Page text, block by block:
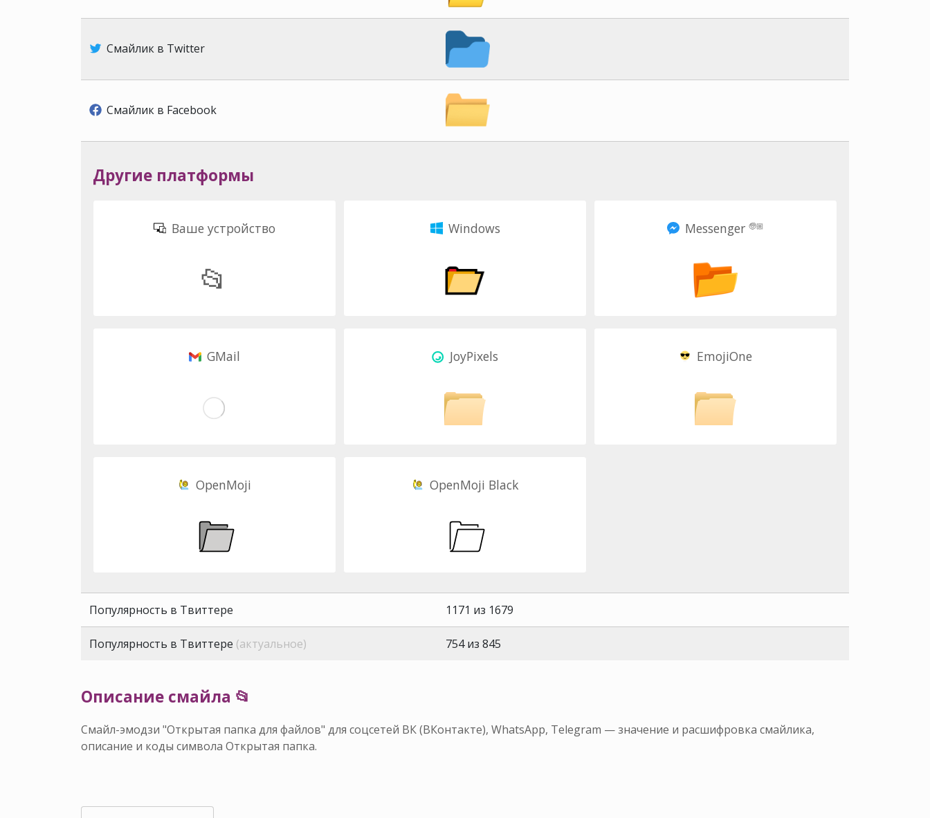
Смайлик в Twitter
Смайлик в Facebook
Другие платформы
Ваше устройство
📂
Windows Messenger 🧓🏼
GMail JoyPixels EmojiOne
OpenMoji OpenMoji Black
Популярность в Твиттере 1171 из 1679
Популярность в Твиттере (актуальное) 754 из 845
Описание смайла 📂
Смайл-эмодзи "Открытая папка для файлов" для соцсетей ВК (ВКонтакте), WhatsApp, Telegram — значение и расшифровка смайлика,
описание и коды символа Открытая папка.